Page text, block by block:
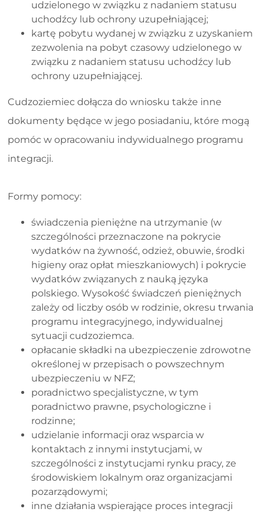
udzielonego w związku z nadaniem statusu
uchodźcy lub ochrony uzupełniającej;
kartę pobytu wydanej w związku z uzyskaniem
zezwolenia na pobyt czasowy udzielonego w
związku z nadaniem statusu uchodźcy lub
ochrony uzupełniającej.
Cudzoziemiec dołącza do wniosku także inne
dokumenty będące w jego posiadaniu, które mogą
pomóc w opracowaniu indywidualnego programu
integracji.
Formy pomocy:
świadczenia pieniężne na utrzymanie (w
szczególności przeznaczone na pokrycie
wydatków na żywność, odzież, obuwie, środki
higieny oraz opłat mieszkaniowych) i pokrycie
wydatków związanych z nauką języka
polskiego. Wysokość świadczeń pieniężnych
zależy od liczby osób w rodzinie, okresu trwania
programu integracyjnego, indywidualnej
sytuacji cudzoziemca.
opłacanie składki na ubezpieczenie zdrowotne
określonej w przepisach o powszechnym
ubezpieczeniu w NFZ;
poradnictwo specjalistyczne, w tym
poradnictwo prawne, psychologiczne i
rodzinne;
udzielanie informacji oraz wsparcia w
kontaktach z innymi instytucjami, w
szczególności z instytucjami rynku pracy, ze
środowiskiem lokalnym oraz organizacjami
pozarządowymi;
inne działania wspierające proces integracji